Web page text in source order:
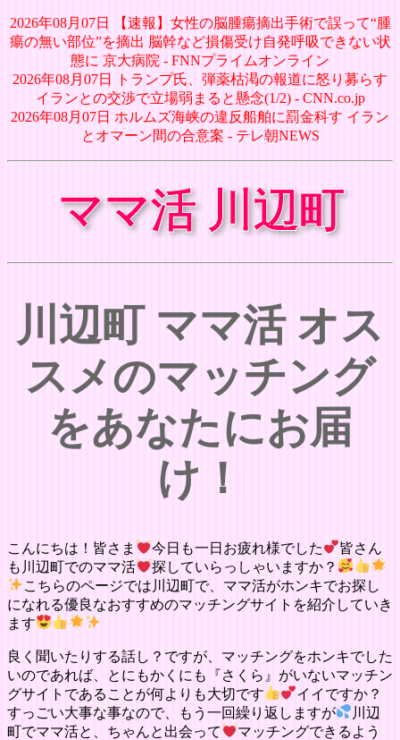
2026年08月07日 【速報】女性の脳腫瘍摘出手術で誤って“腫
瘍の無い部位”を摘出 脳幹など損傷受け自発呼吸できない状
態に 京大病院 - FNNプライムオンライン
2026年08月07日 トランプ氏、弾薬枯渇の報道に怒り募らす
イランとの交渉で立場弱まると懸念(1/2) - CNN.co.jp
2026年08月07日 ホルムズ海峡の違反船舶に罰金科す イラン
とオマーン間の合意案 - テレ朝NEWS
ママ活 川辺町
川辺町 ママ活 オス
スメのマッチング
をあなたにお届
け！
こんにちは！皆さま 今日も一日お疲れ様でした
皆さん
も川辺町でのママ活
探していらっしゃいますか？
こちらのページでは川辺町で、ママ活がホンキでお探し
になれる優良なおすすめのマッチングサイトを紹介していき
ます
良く聞いたりする話し？ですが、マッチングをホンキでした
いのであれば、とにもかくにも『さくら』がいないマッチン
グサイトであることが何よりも大切です
イイですか？
すっごい大事な事なので、もう一回繰り返しますが
川辺
町でママ活と、ちゃんと出会って
マッチングできるよう